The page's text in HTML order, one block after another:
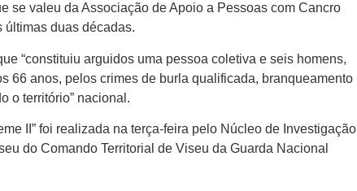
se valeu da Associação de Apoio a Pessoas com Cancro
últimas duas décadas.
“constituiu arguidos uma pessoa coletiva e seis homens,
66 anos, pelos crimes de burla qualificada, branqueamento
o território” nacional.
II” foi realizada na terça-feira pelo Núcleo de Investigação
do Comando Territorial de Viseu da Guarda Nacional